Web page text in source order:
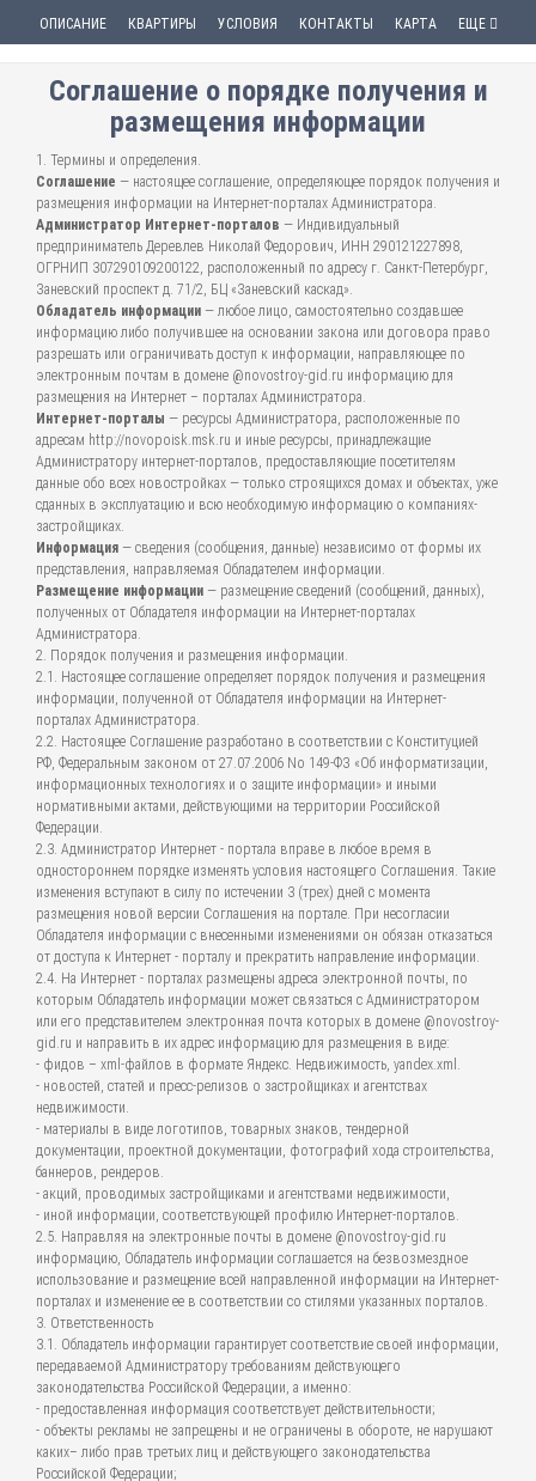
ОПИСАНИЕ КВАРТИРЫ УСЛОВИЯ КОНТАКТЫ КАРТА ЕЩЕ
Соглашение о порядке получения и
размещения информации
1. Термины и определения.
Соглашение — настоящее соглашение, определяющее порядок получения и
размещения информации на Интернет-порталах Администратора.
Администратор Интернет-порталов — Индивидуальный
предприниматель Деревлев Николай Федорович, ИНН 290121227898,
ОГРНИП 307290109200122, расположенный по адресу г. Санкт-Петербург,
Заневский проспект д. 71/2, БЦ «Заневский каскад».
Обладатель информации — любое лицо, самостоятельно создавшее
информацию либо получившее на основании закона или договора право
разрешать или ограничивать доступ к информации, направляющее по
электронным почтам в домене @novostroy-gid.ru информацию для
размещения на Интернет – порталах Администратора.
Интернет-порталы — ресурсы Администратора, расположенные по
адресам http://novopoisk.msk.ru и иные ресурсы, принадлежащие
Администратору интернет-порталов, предоставляющие посетителям
данные обо всех новостройках — только строящихся домах и объектах, уже
сданных в эксплуатацию и всю необходимую информацию о компаниях-
застройщиках.
Информация — сведения (сообщения, данные) независимо от формы их
представления, направляемая Обладателем информации.
Размещение информации — размещение сведений (сообщений, данных),
полученных от Обладателя информации на Интернет-порталах
Администратора.
2. Порядок получения и размещения информации.
2.1. Настоящее соглашение определяет порядок получения и размещения
информации, полученной от Обладателя информации на Интернет-
порталах Администратора.
2.2. Настоящее Соглашение разработано в соответствии с Конституцией
РФ, Федеральным законом от 27.07.2006 No 149-ФЗ «Об информатизации,
информационных технологиях и о защите информации» и иными
нормативными актами, действующими на территории Российской
Федерации.
2.3. Администратор Интернет - портала вправе в любое время в
одностороннем порядке изменять условия настоящего Соглашения. Такие
изменения вступают в силу по истечении 3 (трех) дней с момента
размещения новой версии Соглашения на портале. При несогласии
Обладателя информации с внесенными изменениями он обязан отказаться
от доступа к Интернет - порталу и прекратить направление информации.
2.4. На Интернет - порталах размещены адреса электронной почты, по
которым Обладатель информации может связаться с Администратором
или его представителем электронная почта которых в домене @novostroy-
gid.ru и направить в их адрес информацию для размещения в виде:
- фидов – xml-файлов в формате Яндекс. Недвижимость, yandex.xml.
- новостей, статей и пресс-релизов о застройщиках и агентствах
недвижимости.
- материалы в виде логотипов, товарных знаков, тендерной
документации, проектной документации, фотографий хода строительства,
баннеров, рендеров.
- акций, проводимых застройщиками и агентствами недвижимости,
- иной информации, соответствующей профилю Интернет-порталов.
2.5. Направляя на электронные почты в домене @novostroy-gid.ru
информацию, Обладатель информации соглашается на безвозмездное
использование и размещение всей направленной информации на Интернет-
порталах и изменение ее в соответствии со стилями указанных порталов.
3. Ответственность
3.1. Обладатель информации гарантирует соответствие своей информации,
передаваемой Администратору требованиям действующего
законодательства Российской Федерации, а именно:
- предоставленная информация соответствует действительности;
- объекты рекламы не запрещены и не ограничены в обороте, не нарушают
каких– либо прав третьих лиц и действующего законодательства
Российской Федерации;